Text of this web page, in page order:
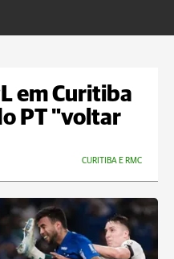
em Curitiba
PT "voltar
CURITIBA E RMC